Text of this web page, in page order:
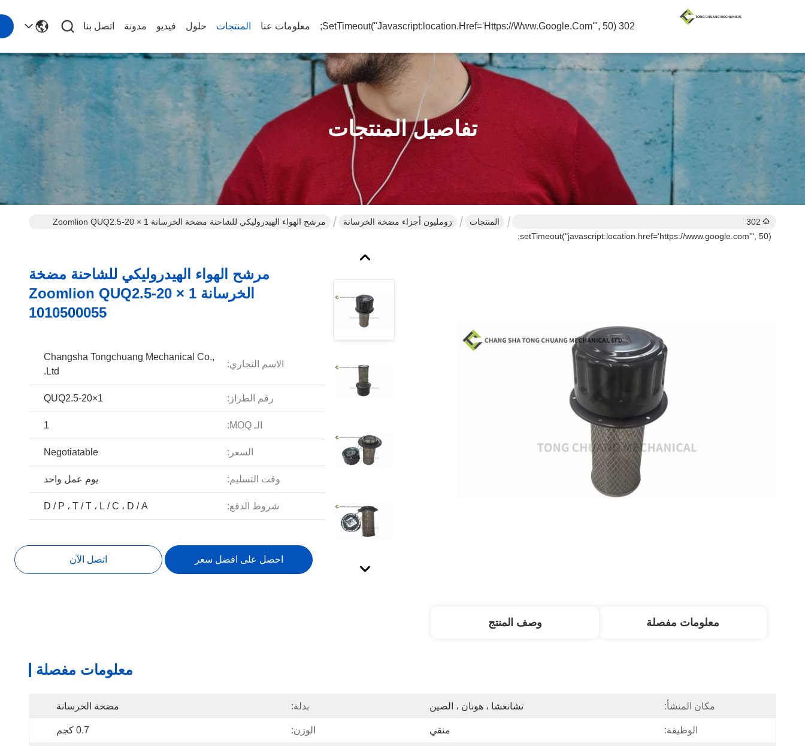
302 SetTimeout("javascript:location.href='https://www.google.com'", 50); معلومات عنا المنتجات حلول فيديو مدونة اتصل بنا
تفاصيل المنتجات
302
setTimeout("javascript:location.href='https://www.google.com'", 50);
المنتجات زومليون أجزاء مضخة الخرسانة
مرشح الهواء الهيدروليكي للشاحنة مضخة الخرسانة Zoomlion QUQ2.5-20 × 1
مرشح الهواء الهيدروليكي للشاحنة مضخة
الخرسانة Zoomlion QUQ2.5-20 × 1
1010500055
الاسم التجاري:
Changsha Tongchuang Mechanical Co.,
Ltd.
رقم الطراز: QUQ2.5-20×1
الـ MOQ: 1
السعر: Negotiatable
وقت التسليم: يوم عمل واحد
شروط الدفع: D / P ، T / T ، L / C ، D / A
احصل على افضل سعر اتصل الآن
معلومات مفصلة وصف المنتج
معلومات مفصلة
مكان المنشأ: تشانغشا ، هونان ، الصين بدلة: مضخة الخرسانة
الوظيفة: منقي الوزن: 0.7 كجم